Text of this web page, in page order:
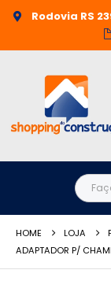
Rodovia RS
HOME LOJA
ADAPTADOR P/